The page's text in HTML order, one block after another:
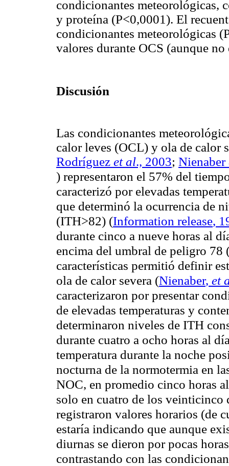
condicionantes meteorológicas,
y proteína (P<0,0001). El
condicionantes meteorológicas
valores durante OCS (aunque
Discusión
Las condicionantes
calor leves (OCL) y ola de calor
Rodríguez et al., 2003; Nienaber
) representaron el 57% del
caracterizó por elevadas
que determinó la ocurrencia de
(ITH>82) (Information release,
durante cinco a nueve horas al
encima del umbral de peligro 78
características permitió definir
ola de calor severa (Nienaber, et
caracterizaron por presentar
de elevadas temperaturas y
determinaron niveles de ITH
durante cuatro a ocho horas al
temperatura durante la noche
nocturna de la normotermia en
NOC, en promedio cinco horas
solo en cuatro de los veinticinco
registraron valores horarios (de
estaría indicando que aunque
diurnas se dieron por pocas
contrastando con las